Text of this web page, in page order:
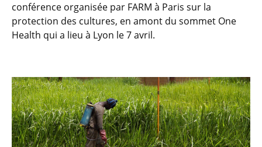
conférence organisée par FARM à Paris sur la
protection des cultures, en amont du sommet One
Health qui a lieu à Lyon le 7 avril.